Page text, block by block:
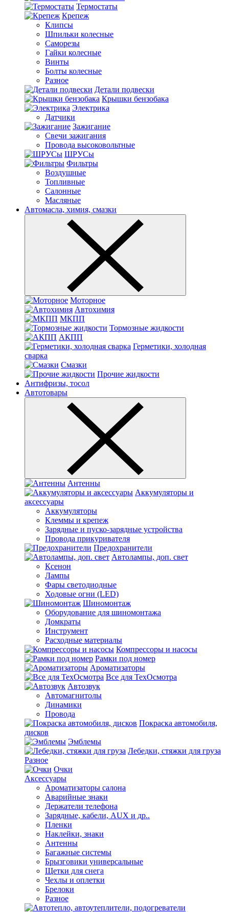
Термостаты
Крепеж
Клипсы
Шпильки колесные
Саморезы
Гайки колесные
Винты
Болты колесные
Разное
Детали подвески
Крышки бензобака
Электрика
Датчики
Зажигание
Свечи зажигания
Провода высоковольтные
ШРУСы
Фильтры
Воздушные
Топливные
Салонные
Масляные
Автомасла, химия, смазки
Моторное
Автохимия
МКПП
Тормозные жидкости
АКПП
Герметики, холодная
сварка
Смазки
Прочие жидкости
Антифризы, тосол
Автотовары
Антенны
Аккумуляторы и
аксессуары
Аккумуляторы
Клеммы и крепеж
Зарядные и пуско-зарядные устройства
Провода прикуривателя
Предохранители
Автолампы, доп. свет
Ксенон
Лампы
Фары светодиодные
Ходовые огни (LED)
Шиномонтаж
Оборудование для шиномонтажа
Домкраты
Инструмент
Расходные материалы
Компрессоры и насосы
Рамки под номер
Ароматизаторы
Все для ТехОсмотра
Автозвук
Автомагнитолы
Динамики
Провода
Покраска автомобиля,
дисков
Эмблемы
Лебедки, стяжки для груза
Разное
Очки
Аксессуары
Ароматизаторы салона
Аварийные знаки
Держатели телефона
Зарядные, кабели, AUX и др..
Пленки
Наклейки, знаки
Антенны
Багажные системы
Брызговики универсальные
Щетки для снега
Чехлы и оплетки
Брелоки
Разное